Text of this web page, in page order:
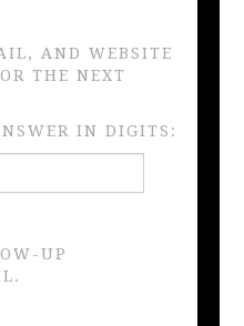
AND WEBSITE
THE NEXT
IN DIGITS:
UP